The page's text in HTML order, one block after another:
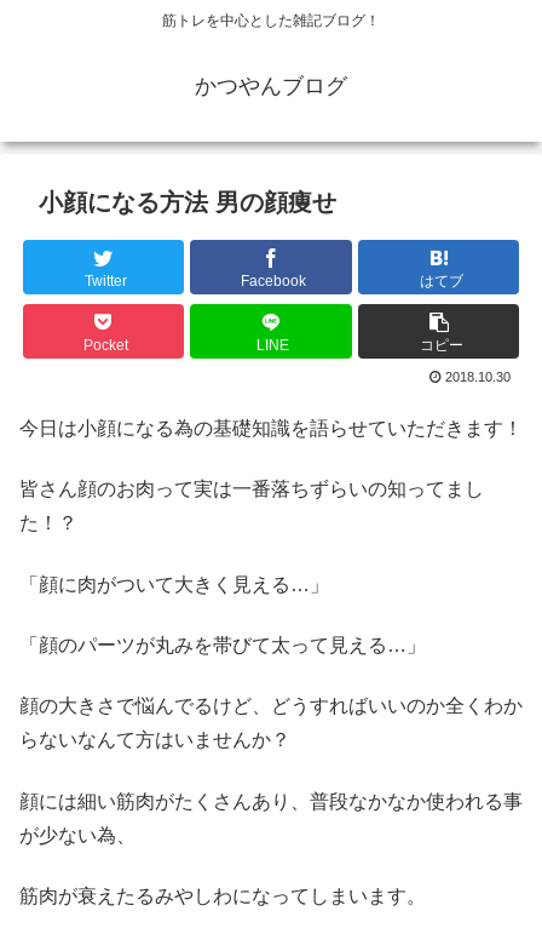
筋トレを中心とした雑記ブログ！
かつやんブログ
小顔になる方法 男の顔痩せ
Twitter Facebook はてブ
Pocket LINE コピー
2018.10.30
今日は小顔になる為の基礎知識を語らせていただきます！
皆さん顔のお肉って実は一番落ちずらいの知ってまし
た！？
「顔に肉がついて大きく見える…」
「顔のパーツが丸みを帯びて太って見える…」
顔の大きさで悩んでるけど、どうすればいいのか全くわか
らないなんて方はいませんか？
顔には細い筋肉がたくさんあり、普段なかなか使われる事
が少ない為、
筋肉が衰えたるみやしわになってしまいます。